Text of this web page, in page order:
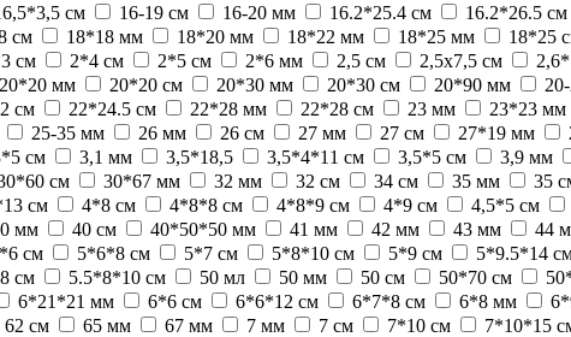
см 16-19 см 16-20 мм 16.2*25.4 см 16.2*26.5 см
см 18*18 мм 18*20 мм 18*22 мм 18*25 мм 18*25
см 2*4 см 2*5 см 2*6 мм 2,5 см 2,5х7,5 см
20*20 мм 20*20 см 20*30 мм 20*30 см 20*90 мм
см 22*24.5 см 22*28 мм 22*28 см 23 мм 23*23 мм
25-35 мм 26 мм 26 см 27 мм 27 см 27*19 мм
см 3,1 мм 3,5*18,5 3,5*4*11 см 3,5*5 см 3,9 мм
см 30*67 мм 32 мм 32 см 34 см 35 мм 35
см 4*8 см 4*8*8 см 4*8*9 см 4*9 см 4,5*5 см
мм 40 см 40*50*50 мм 41 мм 42 мм 43 мм 44
см 5*6*8 см 5*7 см 5*8*10 см 5*9 см 5*9.5*14
см 5.5*8*10 см 50 мл 50 мм 50 см 50*70 см
6*21*21 мм 6*6 см 6*6*12 см 6*7*8 см 6*8 мм
62 см 65 мм 67 мм 7 мм 7 см 7*10 см 7*10*15